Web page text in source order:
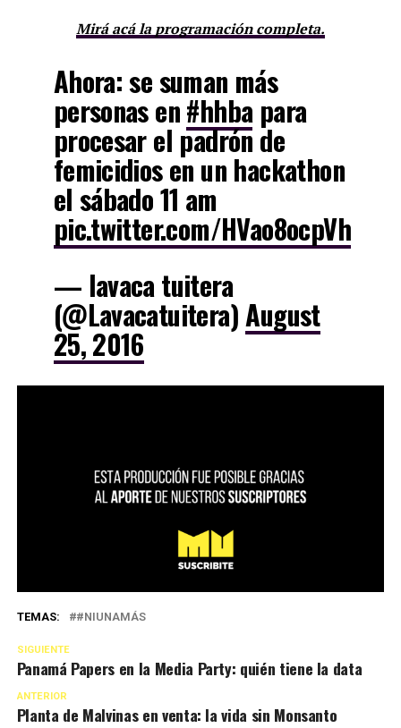
Mirá acá la programación completa.
Ahora: se suman más
personas en#hhba para
procesar el padrón de
femicidios en un hackathon
el sábado 11 am
pic.twitter.com/HVao8ocpVh
— lavaca tuitera
(@Lavacatuitera) August
25, 2016
TEMAS: #NIUNAMÁS
SIGUIENTE
Panamá Papers en la Media Party: quién tiene la data
ANTERIOR
Planta de Malvinas en venta: la vida sin Monsanto